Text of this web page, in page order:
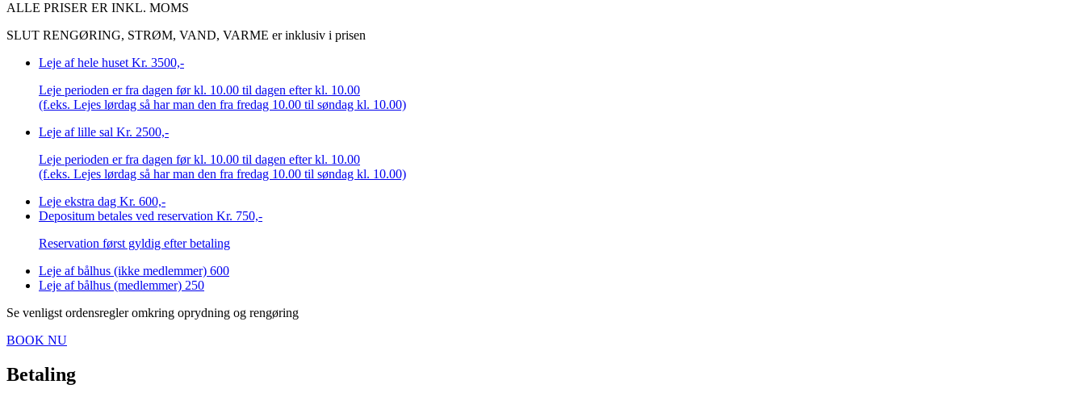
ALLE PRISER ER INKL. MOMS
SLUT RENGØRING, STRØM, VAND, VARME er inklusiv i prisen
Leje af hele huset Kr. 3500,-
Leje perioden er fra dagen før kl. 10.00 til dagen efter kl. 10.00
(f.eks. Lejes lørdag så har man den fra fredag 10.00 til søndag kl. 10.00)
Leje af lille sal Kr. 2500,-
Leje perioden er fra dagen før kl. 10.00 til dagen efter kl. 10.00
(f.eks. Lejes lørdag så har man den fra fredag 10.00 til søndag kl. 10.00)
Leje ekstra dag Kr. 600,-
Depositum betales ved reservation Kr. 750,-
Reservation først gyldig efter betaling
Leje af bålhus (ikke medlemmer) 600
Leje af bålhus (medlemmer) 250
Se venligst ordensregler omkring oprydning og rengøring
BOOK NU
Betaling